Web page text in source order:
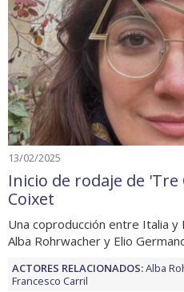
13/02/2025
Inicio de rodaje de 'Tre
Coixet
Una coproducción entre Italia
Alba Rohrwacher y Elio
ACTORES RELACIONADOS:Alba
Francesco Carril